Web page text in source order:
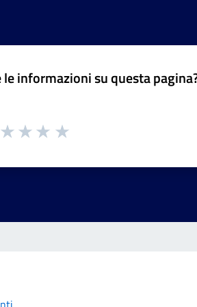
informazioni su questa